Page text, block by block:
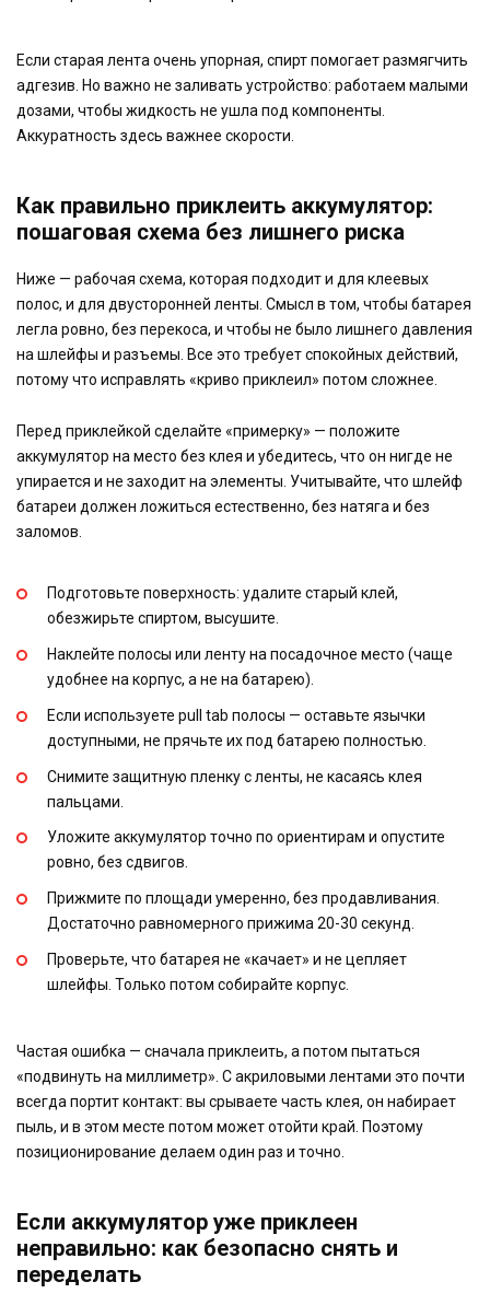
Если старая лента очень упорная, спирт помогает размягчить
адгезив. Но важно не заливать устройство: работаем малыми
дозами, чтобы жидкость не ушла под компоненты.
Аккуратность здесь важнее скорости.
Как правильно приклеить аккумулятор:
пошаговая схема без лишнего риска
Ниже — рабочая схема, которая подходит и для клеевых
полос, и для двусторонней ленты. Смысл в том, чтобы батарея
легла ровно, без перекоса, и чтобы не было лишнего давления
на шлейфы и разъемы. Все это требует спокойных действий,
потому что исправлять «криво приклеил» потом сложнее.
Перед приклейкой сделайте «примерку» — положите
аккумулятор на место без клея и убедитесь, что он нигде не
упирается и не заходит на элементы. Учитывайте, что шлейф
батареи должен ложиться естественно, без натяга и без
заломов.
Подготовьте поверхность: удалите старый клей,
обезжирьте спиртом, высушите.
Наклейте полосы или ленту на посадочное место (чаще
удобнее на корпус, а не на батарею).
Если используете pull tab полосы — оставьте язычки
доступными, не прячьте их под батарею полностью.
Снимите защитную пленку с ленты, не касаясь клея
пальцами.
Уложите аккумулятор точно по ориентирам и опустите
ровно, без сдвигов.
Прижмите по площади умеренно, без продавливания.
Достаточно равномерного прижима 20-30 секунд.
Проверьте, что батарея не «качает» и не цепляет
шлейфы. Только потом собирайте корпус.
Частая ошибка — сначала приклеить, а потом пытаться
«подвинуть на миллиметр». С акриловыми лентами это почти
всегда портит контакт: вы срываете часть клея, он набирает
пыль, и в этом месте потом может отойти край. Поэтому
позиционирование делаем один раз и точно.
Если аккумулятор уже приклеен
неправильно: как безопасно снять и
переделать